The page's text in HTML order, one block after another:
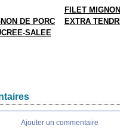
DE PORC
SALEE
FILET
EXTRA
Ajouter un commentaire